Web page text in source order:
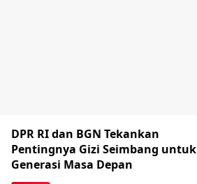
DPR RI dan BGN Tekankan
Pentingnya Gizi Seimbang untuk
Generasi Masa Depan